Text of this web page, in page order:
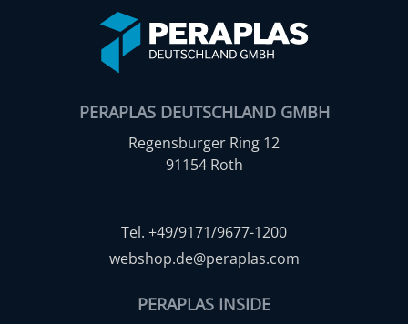
PERAPLAS DEUTSCHLAND GMBH
Regensburger Ring 12
91154 Roth
Tel. +49/9171/9677-1200
webshop.de@peraplas.com
PERAPLAS INSIDE